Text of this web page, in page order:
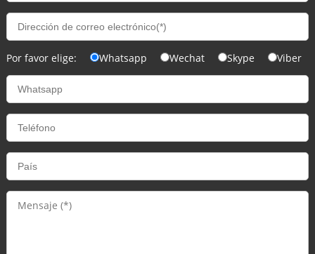
Por favor elige: Whatsapp Wechat Skype Viber